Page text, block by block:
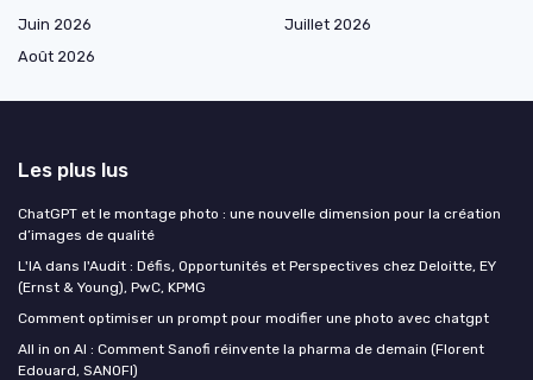
Juin 2026
Juillet 2026
Août 2026
Les plus lus
ChatGPT et le montage photo : une nouvelle dimension pour la création
d’images de qualité
L'IA dans l'Audit : Défis, Opportunités et Perspectives chez Deloitte, EY
(Ernst & Young), PwC, KPMG
Comment optimiser un prompt pour modifier une photo avec chatgpt
All in on AI : Comment Sanofi réinvente la pharma de demain (Florent
Edouard, SANOFI)